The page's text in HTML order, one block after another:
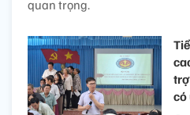
quan trọng.
có